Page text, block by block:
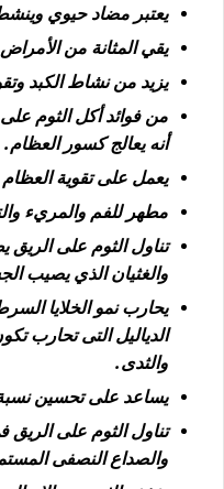
يعتبر مضاد حيوي
يقي المثانة من
يزيد من نشاط الكبد
أنه يعالج كسور العظام.
يعمل على تقوية
مطهر للفم والمريء
تناول الثوم على الريق
والغثيان الذي يصيب
يحارب نمو الخلايا
الدياليل التى تحارب
والثدى.
يساعد على تحسين
تناول الثوم على
والصداع النصفى